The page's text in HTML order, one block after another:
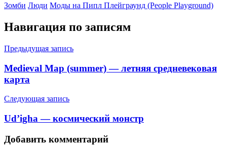
Зомби Люди Моды на Пипл Плейграунд (People Playground)
Навигация по записям
Предыдущая запись
Medieval Map (summer) — летняя средневековая
карта
Следующая запись
Ud’igha — космический монстр
Добавить комментарий